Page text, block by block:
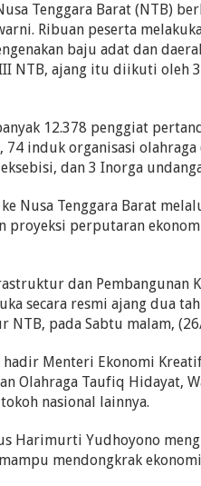
Tenggara Barat (NTB)
Ribuan peserta
baju adat dan
NTB, ajang itu diikuti oleh
12.378 penggiat
induk organisasi
dan 3 Inorga
Nusa Tenggara Barat
proyeksi perputaran
dan Pembangunan
secara resmi ajang dua
NTB, pada Sabtu malam,
Menteri Ekonomi
Olahraga Taufiq Hidayat,
nasional lainnya.
Harimurti Yudhoyono
mendongkrak